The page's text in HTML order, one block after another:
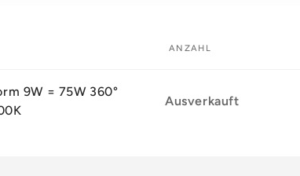
ANZAHL
9W = 75W 360°
Anzahl
Ausverkauft